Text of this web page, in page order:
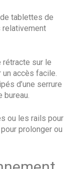
tablettes de
relativement
rétracte sur le
un accès facile.
d’une serrure
bureau.
ou les rails pour
prolonger ou